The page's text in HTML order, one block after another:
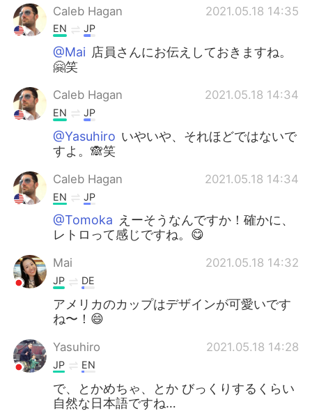
Português
Caleb Hagan
2021.05.18 14:35
EN JP
@Mai 店員さんにお伝えしておきますね。
🤗笑
Caleb Hagan 2021.05.18 14:34
EN JP
@Yasuhiro いやいや、それほどではないで
すよ。🙈笑
Caleb Hagan 2021.05.18 14:34
EN JP
@Tomoka えーそうなんですか！確かに、
レトロって感じですね。😋
Mai 2021.05.18 14:32
JP DE
アメリカのカップはデザインが可愛いです
ね〜！😄
Yasuhiro 2021.05.18 14:28
JP EN
で、とかめちゃ、とか びっくりするくらい
自然な日本語ですね…